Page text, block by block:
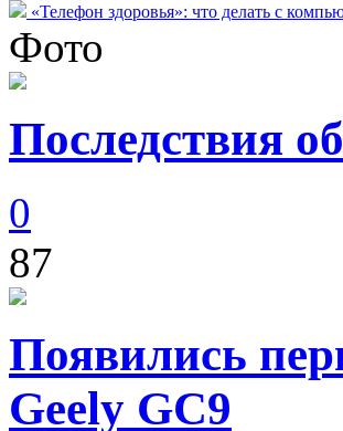
«Телефон здоровья»: что делать с
Фото
Последствия
0
87
Появились
Geely GC9